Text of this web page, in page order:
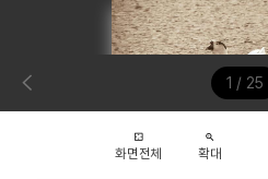
1 / 25
화면전체 확대